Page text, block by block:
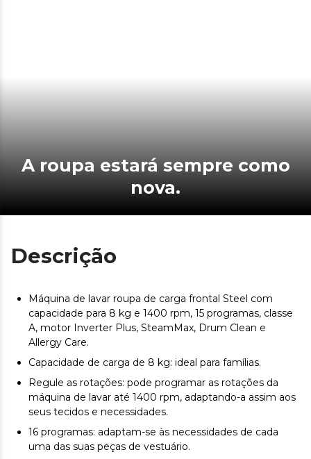
A roupa estará sempre como
nova.
Descrição
Máquina de lavar roupa de carga frontal Steel com
capacidade para 8 kg e 1400 rpm, 15 programas, classe
A, motor Inverter Plus, SteamMax, Drum Clean e
Allergy Care.
Capacidade de carga de 8 kg: ideal para famílias.
Regule as rotações: pode programar as rotações da
máquina de lavar até 1400 rpm, adaptando-a assim aos
seus tecidos e necessidades.
16 programas: adaptam-se às necessidades de cada
uma das suas peças de vestuário.